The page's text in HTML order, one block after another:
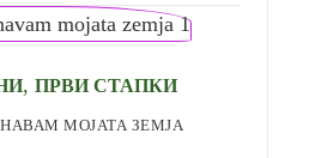
СТАПКИ
МОЈАТА ЗЕМЈА